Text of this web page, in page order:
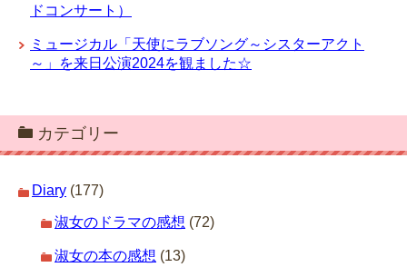
ドコンサート）
ミュージカル「天使にラブソング～シスターアクト
～」を来日公演2024を観ました☆
カテゴリー
Diary (177)
淑女のドラマの感想 (72)
淑女の本の感想 (13)